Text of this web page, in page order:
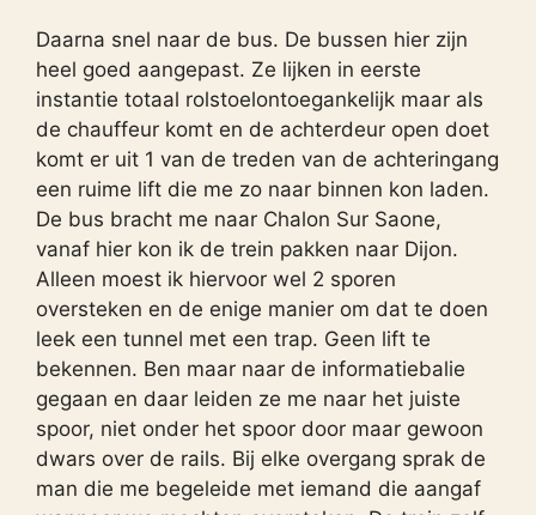
Daarna snel naar de bus. De bussen hier zijn
heel goed aangepast. Ze lijken in eerste
instantie totaal rolstoelontoegankelijk maar als
de chauffeur komt en de achterdeur open doet
komt er uit 1 van de treden van de achteringang
een ruime lift die me zo naar binnen kon laden.
De bus bracht me naar Chalon Sur Saone,
vanaf hier kon ik de trein pakken naar Dijon.
Alleen moest ik hiervoor wel 2 sporen
oversteken en de enige manier om dat te doen
leek een tunnel met een trap. Geen lift te
bekennen. Ben maar naar de informatiebalie
gegaan en daar leiden ze me naar het juiste
spoor, niet onder het spoor door maar gewoon
dwars over de rails. Bij elke overgang sprak de
man die me begeleide met iemand die aangaf